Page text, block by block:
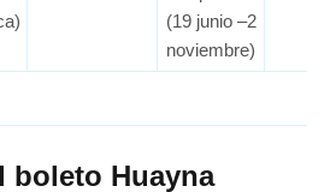
(19 junio –2
noviembre)
boleto Huayna